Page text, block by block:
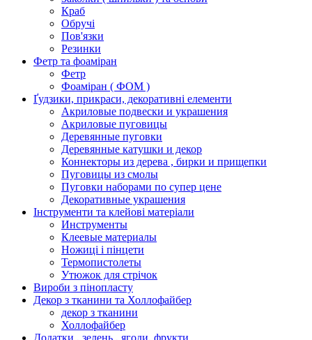
Краб
Обручі
Пов'язки
Резинки
Фетр та фоаміран
Фетр
Фоаміран ( ФОМ )
Ґудзики, прикраси, декоративні елементи
Акриловые подвески и украшения
Акриловые пуговицы
Деревянные пуговки
Деревянные катушки и декор
Коннекторы из дерева , бирки и прищепки
Пуговицы из смолы
Пуговки наборами по супер цене
Декоративные украшения
Інструменти та клейові матеріали
Инструменты
Клеевые материалы
Ножиці і пінцети
Термопистолеты
Утюжок для стрічок
Вироби з пінопласту
Декор з тканини та Холлофайбер
декор з тканини
Холлофайбер
Додатки , зелень , ягоди, фрукти